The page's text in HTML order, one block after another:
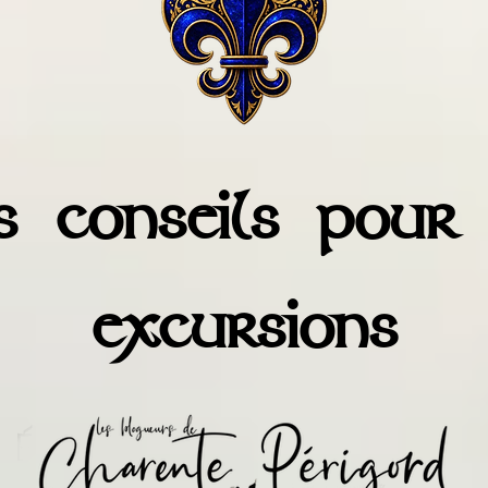
conseils pour
excursions